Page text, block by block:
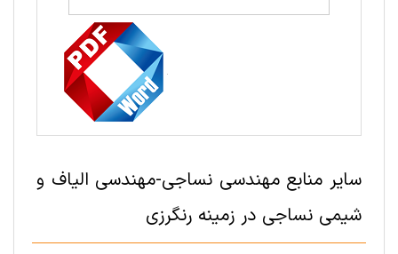
سایر منابع مهندسی نساجی-مهندسی الیاف و
شیمی نساجی در زمینه رنگرزی